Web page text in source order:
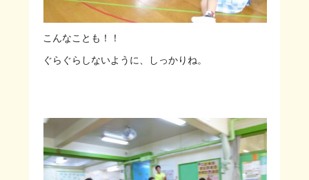
こんなことも！！
ぐらぐらしないように、しっかりね。